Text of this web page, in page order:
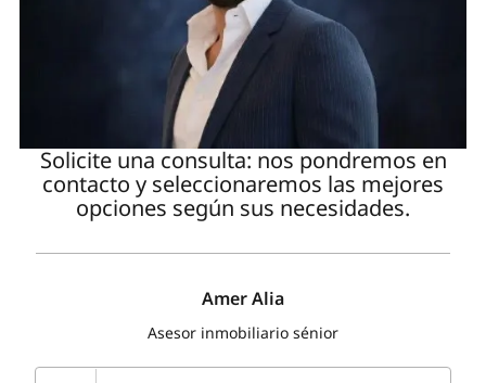
Solicite una consulta: nos pondremos en
contacto y seleccionaremos las mejores
opciones según sus necesidades.
Amer Alia
Asesor inmobiliario sénior